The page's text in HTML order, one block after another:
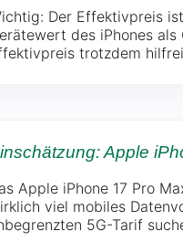
Der Effektivpreis
des iPhones
trotzdem
Apple
Apple iPhone 17 Pro
viel mobiles
5G-Tarif